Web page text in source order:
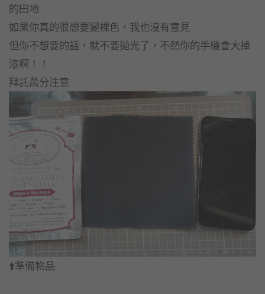
的田地
如果你真的很想要變裸色，我也沒有意見
但你不想要的話，就不要拋光了，不然你的手機會大掉
漆啊！！
拜託萬分注意
⬆️準備物品